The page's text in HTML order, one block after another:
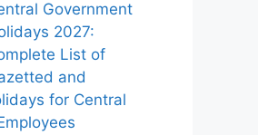
Government
2027:
List of
and
for Central